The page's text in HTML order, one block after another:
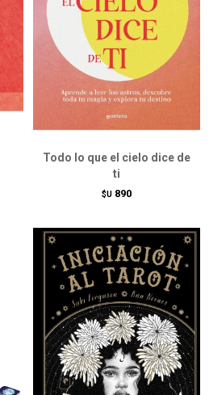
Todo lo que el cielo dice de
ti
$U 890